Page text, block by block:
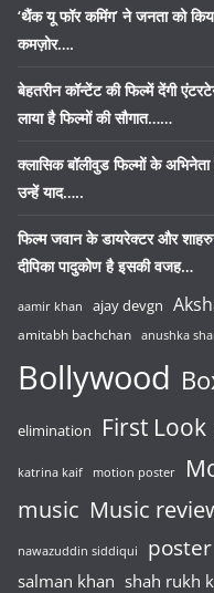
‘थैंक यू फॉर कमिंग’ ने जनता को
कमज़ोर….
बेहतरीन कॉन्टेंट की फिल्में देंगी
लाया है फिल्मों की सौगात……
क्लासिक बॉलीवुड फिल्मों के
उन्हें याद…..
फिल्म जवान के डायरेक्टर और
दीपिका पादुकोण है इसकी वजह…
aamir khan ajay devgn
amitabh bachchan anushka
Bollywood
elimination First Look
katrina kaif motion poster
music Music
nawazuddin siddiqui poster
salman khan shah rukh